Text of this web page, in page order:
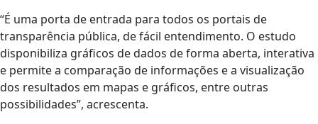
“É uma porta de entrada para todos os portais de
transparência pública, de fácil entendimento. O estudo
disponibiliza gráficos de dados de forma aberta, interativa
e permite a comparação de informações e a visualização
dos resultados em mapas e gráficos, entre outras
possibilidades”, acrescenta.